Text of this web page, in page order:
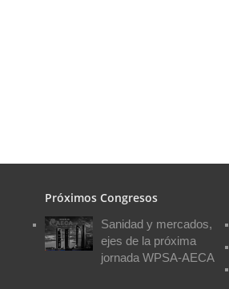
Próximos Congresos
Sanidad y mercados,
ejes de la próxima
jornada WPSA-AECA